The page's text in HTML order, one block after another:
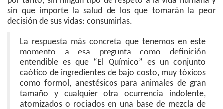
sin que importe la salud de los que tomarán la peor
decisión de sus vidas: consumirlas.
La respuesta más concreta que tenemos en este
momento a esa pregunta como definición
entendible es que “El Químico” es un conjunto
caótico de ingredientes de bajo costo, muy tóxicos
como formol, anestésicos para animales de gran
tamaño y cualquier otra ocurrencia indolente,
atomizados o rociados en una base de mezcla de